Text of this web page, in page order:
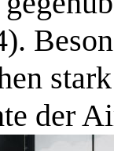
der